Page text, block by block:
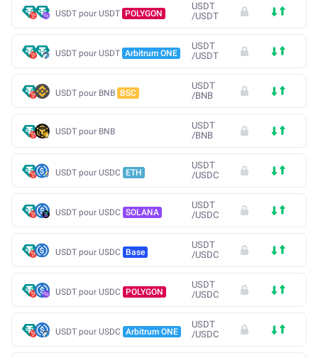
USDT pour USDT POLYGON
USDT
/USDT
USDT pour USDT Arbitrum ONE
USDT
/USDT
USDT pour BNB BSC
USDT
/BNB
USDT pour BNB
USDT
/BNB
USDT pour USDC ETH
USDT
/USDC
USDT pour USDC SOLANA
USDT
/USDC
USDT pour USDC Base
USDT
/USDC
USDT pour USDC POLYGON
USDT
/USDC
USDT pour USDC Arbitrum ONE
USDT
/USDC